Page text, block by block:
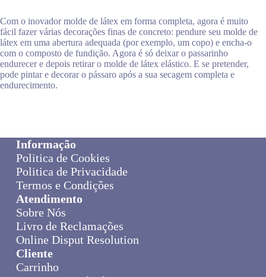
Com o inovador molde de látex em forma completa, agora é muito
fácil fazer várias decorações finas de concreto: pendure seu molde de
látex em uma abertura adequada (por exemplo, um copo) e encha-o
com o composto de fundição. Agora é só deixar o passarinho
endurecer e depois retirar o molde de látex elástico. E se pretender,
pode pintar e decorar o pássaro após a sua secagem completa e
endurecimento.
Informação
Politica de Cookies
Politica de Privacidade
Termos e Condições
Atendimento
Sobre Nós
Livro de Reclamações
Online Disput Resolution
Cliente
Carrinho